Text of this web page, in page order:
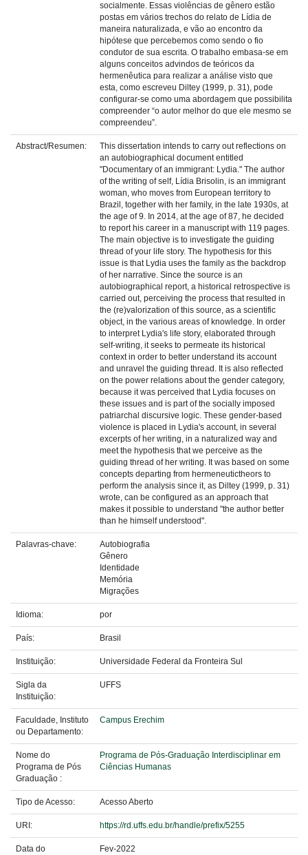
socialmente. Essas violências de gênero estão
postas em vários trechos do relato de Lídia de
maneira naturalizada, e vão ao encontro da
hipótese que percebemos como sendo o fio
condutor de sua escrita. O trabalho embasa-se em
alguns conceitos advindos de teóricos da
hermenêutica para realizar a análise visto que
esta, como escreveu Diltey (1999, p. 31), pode
configurar-se como uma abordagem que possibilita
compreender “o autor melhor do que ele mesmo se
compreendeu”.
Abstract/Resumen:
This dissertation intends to carry out reflections on
an autobiographical document entitled
"Documentary of an immigrant: Lydia." The author
of the writing of self, Lídia Brisolin, is an immigrant
woman, who moves from European territory to
Brazil, together with her family, in the late 1930s, at
the age of 9. In 2014, at the age of 87, he decided
to report his career in a manuscript with 119 pages.
The main objective is to investigate the guiding
thread of your life story. The hypothesis for this
issue is that Lydia uses the family as the backdrop
of her narrative. Since the source is an
autobiographical report, a historical retrospective is
carried out, perceiving the process that resulted in
the (re)valorization of this source, as a scientific
object, in the various areas of knowledge. In order
to interpret Lydia's life story, elaborated through
self-writing, it seeks to permeate its historical
context in order to better understand its account
and unravel the guiding thread. It is also reflected
on the power relations about the gender category,
because it was perceived that Lydia focuses on
these issues and is part of the socially imposed
patriarchal discursive logic. These gender-based
violence is placed in Lydia's account, in several
excerpts of her writing, in a naturalized way and
meet the hypothesis that we perceive as the
guiding thread of her writing. It was based on some
concepts departing from hermeneutictheors to
perform the analysis since it, as Diltey (1999, p. 31)
wrote, can be configured as an approach that
makes it possible to understand "the author better
than he himself understood".
Palavras-chave:
Autobiografia
Gênero
Identidade
Memória
Migrações
Idioma: por
País: Brasil
Instituição: Universidade Federal da Fronteira Sul
Sigla da
Instituição:
UFFS
Faculdade, Instituto
ou Departamento:
Campus Erechim
Nome do
Programa de Pós
Graduação :
Programa de Pós-Graduação Interdisciplinar em
Ciências Humanas
Tipo de Acesso: Acesso Aberto
URI: https://rd.uffs.edu.br/handle/prefix/5255
Data do
Fev-2022